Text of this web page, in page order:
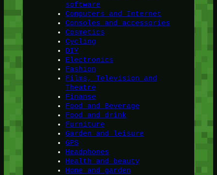
software
Computers and Internet
Consoles and accessories
Cosmetics
Cycling
DIY
Electronics
Fashion
Films, Television and
Theatre
Finanse
Food and Beverage
Food and drink
Furniture
Garden and leisure
GPS
Headphones
Health and beauty
Home and garden